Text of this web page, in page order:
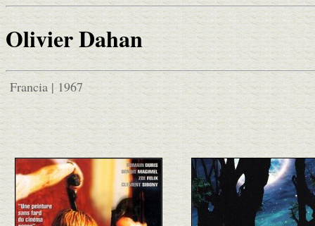
Olivier Dahan
Francia | 1967